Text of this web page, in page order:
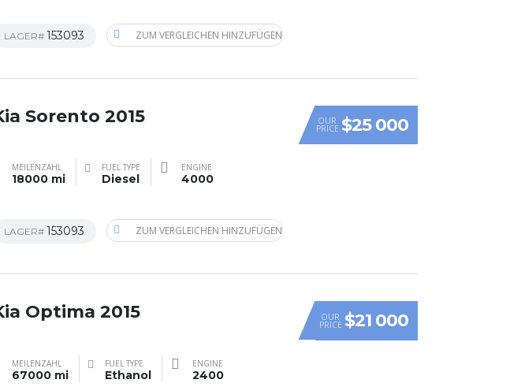
LAGER# 153093 ZUM VERGLEICHEN HINZUFÜGEN
OUR
PRICE $25 000
Sorento 2015
MEILENZAHL
18000 mi
FUEL TYPE
Diesel
ENGINE
4000
LAGER# 153093 ZUM VERGLEICHEN HINZUFÜGEN
OUR
PRICE $21 000
Optima 2015
MEILENZAHL
67000 mi
FUEL TYPE
Ethanol
ENGINE
2400